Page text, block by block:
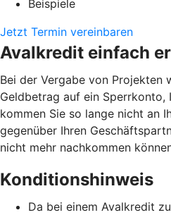
Beispiele
Jetzt Termin vereinbaren
Avalkredit einfach
Bei der Vergabe von Projekten
Geldbetrag auf ein Sperrkonto,
kommen Sie so lange nicht an
gegenüber Ihren
nicht mehr nachkommen
Konditionshinweis
Da bei einem Avalkredit